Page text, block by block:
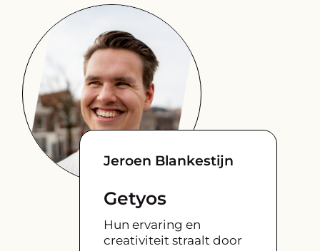
Jeroen Blankestijn
Getyos
Hun ervaring en
creativiteit straalt door